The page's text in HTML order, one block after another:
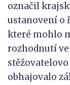
označil
ustanovení o
které mohlo
rozhodnutí ve
obhajovalo